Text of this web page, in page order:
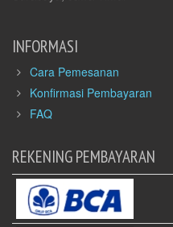
INFORMASI
Cara Pemesanan
Konfirmasi Pembayaran
FAQ
REKENING PEMBAYARAN